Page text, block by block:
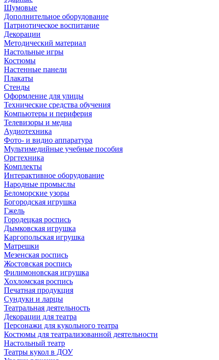
Шумовые
Дополнительное оборудование
Патриотическое воспитание
Декорации
Методический материал
Настольные игры
Костюмы
Настенные панели
Плакаты
Стенды
Оформление для улицы
Технические средства обучения
Компьютеры и периферия
Телевизоры и медиа
Аудиотехника
Фото- и видио аппаратура
Мультимедийные учебные пособия
Оргтехника
Комплекты
Интерактивное оборудование
Народные промыслы
Беломорские узоры
Богородская игрушка
Гжель
Городецкая роспись
Дымковская игрушка
Каргопольская игрушка
Матрешки
Мезенская роспись
Жостовская роспись
Филимоновская игрушка
Хохломская роспись
Печатная продукция
Сундуки и ларцы
Театральная деятельность
Декорации для театра
Персонажи для кукольного театра
Костюмы для театрализованной деятельности
Настольный театр
Театры кукол в ДОУ